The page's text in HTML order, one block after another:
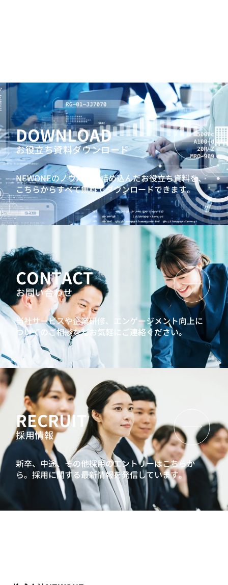
DOWNLOAD
お役立ち資料ダウンロード
NEWONEのノウハウを詰め込んだお役立ち資料を、
こちらからすべて無料でダウンロードできます。
CONTACT
お問い合わせ
当社サービスや企業研修、エンゲージメント向上に
ついてのご相談などお気軽にご連絡ください。
RECRUIT
採用情報
新卒、中途、その他採用のエントリーはこちらか
ら。採用に関する最新情報を発信しています。